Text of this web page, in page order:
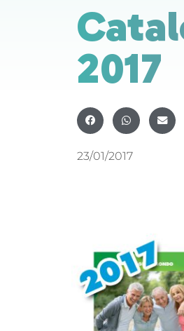
2017
23/01/2017